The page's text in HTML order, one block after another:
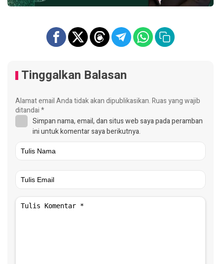
Tinggalkan Balasan
Alamat email Anda tidak akan dipublikasikan.Ruas yang wajib
ditandai*
Simpan nama, email, dan situs web saya pada peramban
ini untuk komentar saya berikutnya.